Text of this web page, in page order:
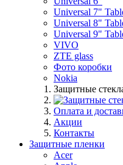
Universal 7"
Universal 8"
Universal 9"
VIVO
ZTE glass
Фото коробки
Nokia
Защитные
Оплата и
Акции
Контакты
Защитные пленки
Acer